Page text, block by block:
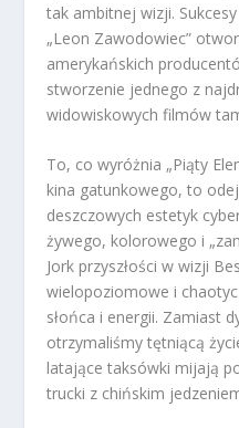
tak ambitnej wizji.
„Leon Zawodowiec”
amerykańskich
stworzenie jednego z
widowiskowych filmów
To, co wyróżnia „Piąty
kina gatunkowego, to
deszczowych estetyk
żywego, kolorowego i
Jork przyszłości w wizji
wielopoziomowe i
słońca i energii. Zamiast
otrzymaliśmy tętniącą
latające taksówki mijają
trucki z chińskim